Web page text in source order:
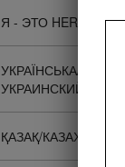
Я - ЭТО HERBALIFE
УКРАЇНСЬКА/
УКРАИНСКИЙ
ҚАЗАҚ/КАЗАХСКИЙ